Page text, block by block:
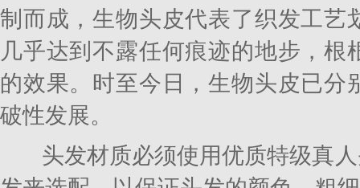
制而成，生物头皮代表了织发工艺
几乎达到不露任何痕迹的地步，
的效果。时至今日，生物头皮已
破性发展。
头发材质必须使用优质特级真